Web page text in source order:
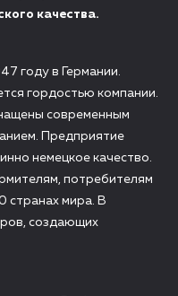
качества.
году в Германии.
гордостью компании.
современным
Предприятие
немецкое качество.
потребителям
странах мира. В
создающих